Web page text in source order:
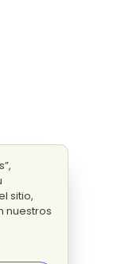
sitio,
nuestros